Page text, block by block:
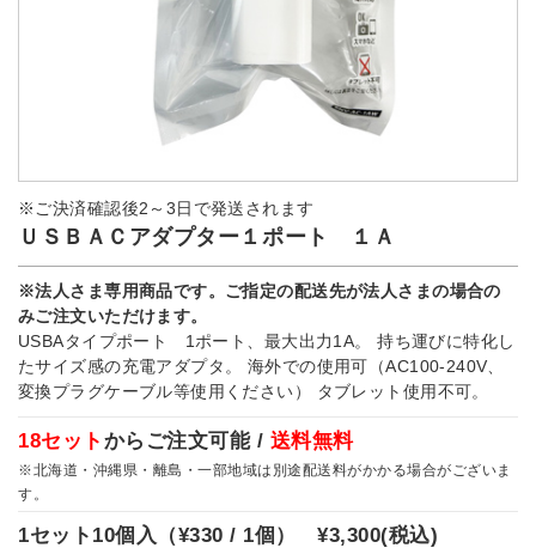
※ご決済確認後2～3日で発送されます
ＵＳＢＡＣアダプター１ポート １Ａ
※法人さま専用商品です。ご指定の配送先が法人さまの場合の
みご注文いただけます。
USBAタイプポート 1ポート、最大出力1A。 持ち運びに特化し
たサイズ感の充電アダプタ。 海外での使用可（AC100-240V、
変換プラグケーブル等使用ください） タブレット使用不可。
18セット からご注文可能 / 送料無料
※北海道・沖縄県・離島・一部地域は別途配送料がかかる場合がございま
す。
1セット10個入（¥330 / 1個）¥3,300(税込)